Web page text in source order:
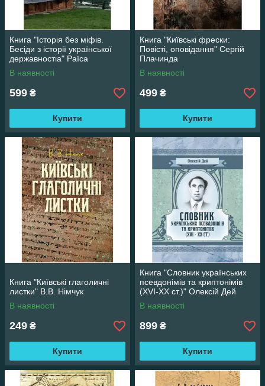
Книга "Історія без міфів.
Бесіди з історії української
державностіа" Раїса
Іванченко
В наявності
599 ₴
Купити
Книга "Київські фрески:
Повісті, оповідання" Сергій
Плачинда
В наявності
499 ₴
Купити
Книга "Київські глаголичні
листки" В.В. Німчук
В наявності
249 ₴
Купити
Книга "Словник українських
псевдонімів та криптонімів
(XVI-XX ст.)" Олексій Дей
В наявності
899 ₴
Купити